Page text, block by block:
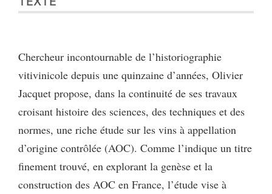
Chercheur incontournable de l’historiographie
vitivinicole depuis une quinzaine d’années, Olivier
Jacquet propose, dans la continuité de ses travaux
croisant histoire des sciences, des techniques et des
normes, une riche étude sur les vins à appellation
d’origine contrôlée (AOC). Comme l’indique un titre
finement trouvé, en explorant la genèse et la
construction des AOC en France, l’étude vise à